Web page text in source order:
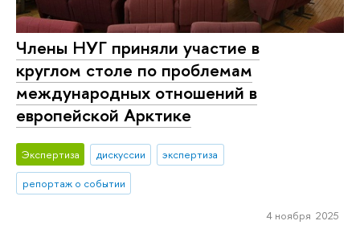
Члены НУГ приняли участие в
круглом столе по проблемам
международных отношений в
европейской Арктике
Экспертиза дискуссии
экспертиза
репортаж о событии
4 ноября 2025